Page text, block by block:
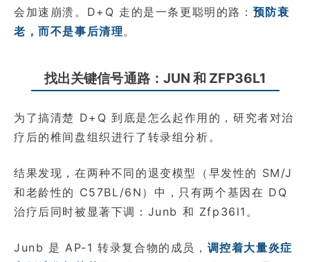
会加速崩溃。D+Q 走的是一条更聪明的路： 预防衰
老，而不是事后清理 。
找出关键信号通路：JUN 和 ZFP36L1
为了搞清楚 D+Q 到底是怎么起作用的，研究者对治
疗后的椎间盘组织进行了转录组分析。
结果发现，在两种不同的退变模型（早发性的 SM/J
和老龄性的 C57BL/6N）中，只有两个基因在 DQ
治疗后同时被显著下调：Junb 和 Zfp36l1。
Junb 是 AP-1 转录复合物的成员， 调控着大量炎症